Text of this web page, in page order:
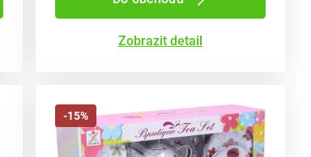
Zobrazit detail
-15%